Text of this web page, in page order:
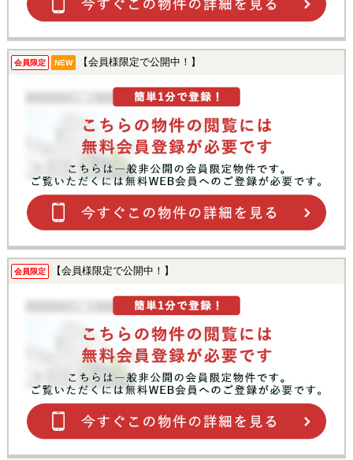
会員限定 NEW 【会員様限定で公開中！】
会員限定 【会員様限定で公開中！】